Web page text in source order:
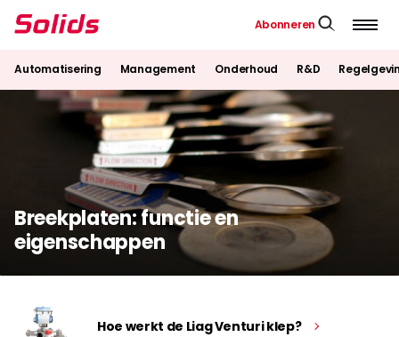
Abonneren
Automatisering Management Onderhoud R&D
Breekplaten: functie en
eigenschappen
Hoe werkt de Liag Venturi klep?